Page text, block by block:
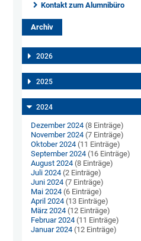
Kontakt zum Alumnibüro
Archiv
2026
2025
2024
Dezember 2024 (8 Einträge)
November 2024 (7 Einträge)
Oktober 2024 (11 Einträge)
September 2024 (16 Einträge)
August 2024 (8 Einträge)
Juli 2024 (2 Einträge)
Juni 2024 (7 Einträge)
Mai 2024 (6 Einträge)
April 2024 (13 Einträge)
März 2024 (12 Einträge)
Februar 2024 (11 Einträge)
Januar 2024 (12 Einträge)